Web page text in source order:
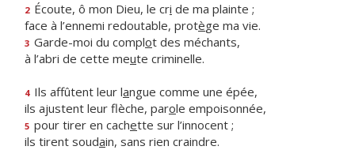
2 Écoute, ô mon Dieu, le cri de ma plainte ;
face à l’ennemi redoutable, protège ma vie.
3 Garde-moi du complot des méchants,
à l’abri de cette meute criminelle.
4 Ils affûtent leur langue comme une épée,
ils ajustent leur flèche, parole empoisonnée,
5 pour tirer en cachette sur l’innocent ;
ils tirent soudain, sans rien craindre.